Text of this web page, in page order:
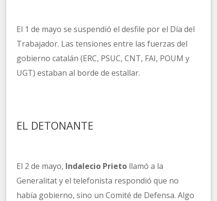
El 1 de mayo se suspendió el desfile por el Día del
Trabajador. Las tensiones entre las fuerzas del
gobierno catalán (ERC, PSUC, CNT, FAI, POUM y
UGT) estaban al borde de estallar.
EL DETONANTE
El 2 de mayo, Indalecio Prieto llamó a la
Generalitat y el telefonista respondió que no
había gobierno, sino un Comité de Defensa. Algo